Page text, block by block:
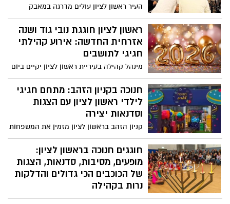
העיר ראשון לציון עולים מדרגה במאבק
בתופעת החרמות בקרב בנות ובני הנוער -
תופעה שקטה אך כואבת, הפוגעת בדימוי
העצמי ובבריאות הנפשית של צעירים רבים.
ראשון לציון חוגגת נובי גוד ושנה
אזרחית החדשה: אירוע קהילתי
חגיגי לתושבים
מינהל קהילה בעיריית ראשון לציון יקיים ביום
ראשון הקרוב, 28.12.25, אירוע חגיגי לציון חג
הנובי גוד והשנה האזרחית החדשה. האירוע
מיועד בין היתר לתושבים שעלו לישראל
כילדים ומעוניינים לחגוג יחד את המסורת,
חנוכה בקניון הזהב: מתחם חגיגי
לילדי ראשון לציון עם הצגות
וסדנאות יצירה
קניון הזהב בראשון לציון מזמין את המשפחות
לחגוג את חג החנוכה במתחם ייעודי ומיוחד
לילדים, שייפתח בשדרת הילדים ויציע שלל
פעילויות חווייתיות לכל המשפחה – והכול
בכניסה חופשית.
חוגגים חנוכה בראשון לציון:
מופעים, מסיבות, סדנאות, הצגות
של הכוכבים הכי גדולים והדלקות
נרות בקהילה
חנוכה בפתח ובראשון לציון נערכים לחג מלא